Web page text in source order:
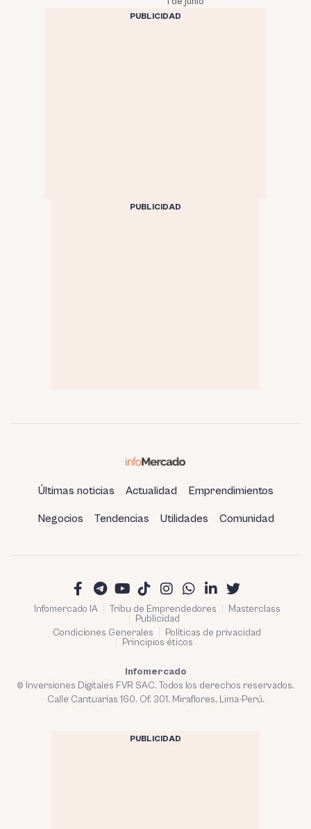
PUBLICIDAD
PUBLICIDAD
Últimas noticias Actualidad Emprendimientos
Negocios Tendencias Utilidades Comunidad
Infomercado IA Tribu de Emprendedores
Masterclass
Publicidad
Condiciones Generales
Políticas de privacidad
Principios éticos
Infomercado
© Inversiones Digitales FVR SAC. Todos los derechos reservados.
Calle Cantuarias 160. Of. 301. Miraflores, Lima-Perú.
PUBLICIDAD